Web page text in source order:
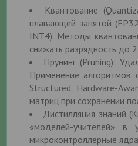
Квантование
плавающей запятой
INT4). Методы
снижать разрядность до
Прунинг (Pruning):
Применение алгоритмов
Structured Hardware-
матриц при сохранении
Дистилляция знаний
«моделей-учителей» в
микроконтроллерные